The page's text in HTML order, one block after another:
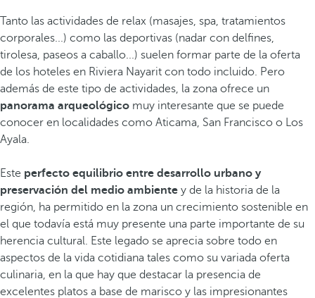
Tanto las actividades de relax (masajes, spa, tratamientos
corporales...) como las deportivas (nadar con delfines,
tirolesa, paseos a caballo...) suelen formar parte de la oferta
de los hoteles en Riviera Nayarit con todo incluido. Pero
además de este tipo de actividades, la zona ofrece un
panorama arqueológico muy interesante que se puede
conocer en localidades como Aticama, San Francisco o Los
Ayala.
Este perfecto equilibrio entre desarrollo urbano y
preservación del medio ambiente y de la historia de la
región, ha permitido en la zona un crecimiento sostenible en
el que todavía está muy presente una parte importante de su
herencia cultural. Este legado se aprecia sobre todo en
aspectos de la vida cotidiana tales como su variada oferta
culinaria, en la que hay que destacar la presencia de
excelentes platos a base de marisco y las impresionantes